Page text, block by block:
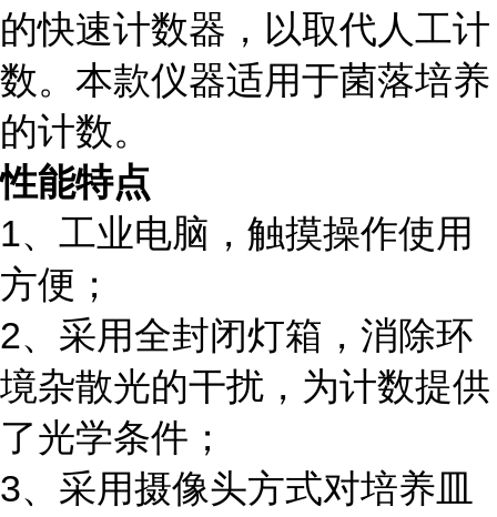
的快速计数器，以取代人工计
数。本款仪器适用于菌落培养
的计数。
性能特点
1、工业电脑，触摸操作使用
方便；
2、采用全封闭灯箱，消除环
境杂散光的干扰，为计数提供
了光学条件；
3、采用摄像头方式对培养皿